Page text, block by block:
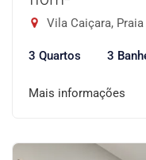
Vila Caiçara, Praia
3 Quartos 3
Mais informações